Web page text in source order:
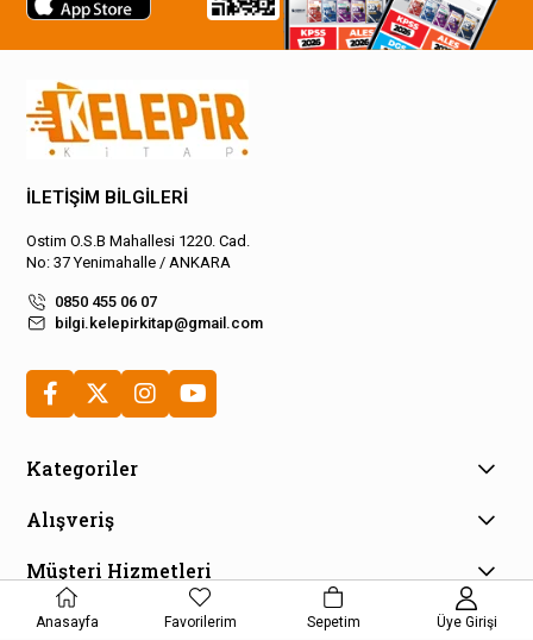
İLETİŞİM BİLGİLERİ
Ostim O.S.B Mahallesi 1220. Cad.
No: 37 Yenimahalle / ANKARA
0850 455 06 07
bilgi.kelepirkitap@gmail.com
Kategoriler
Alışveriş
Müşteri Hizmetleri
E-Bülten Aboneliği
Anasayfa Favorilerim Sepetim Üye Girişi